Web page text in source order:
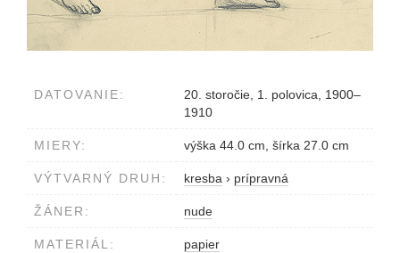
DATOVANIE:
20. storočie, 1. polovica, 1900–
1910
MIERY: výška 44.0 cm, šírka 27.0 cm
VÝTVARNÝ DRUH: kresba › prípravná
ŽÁNER: nude
MATERIÁL: papier